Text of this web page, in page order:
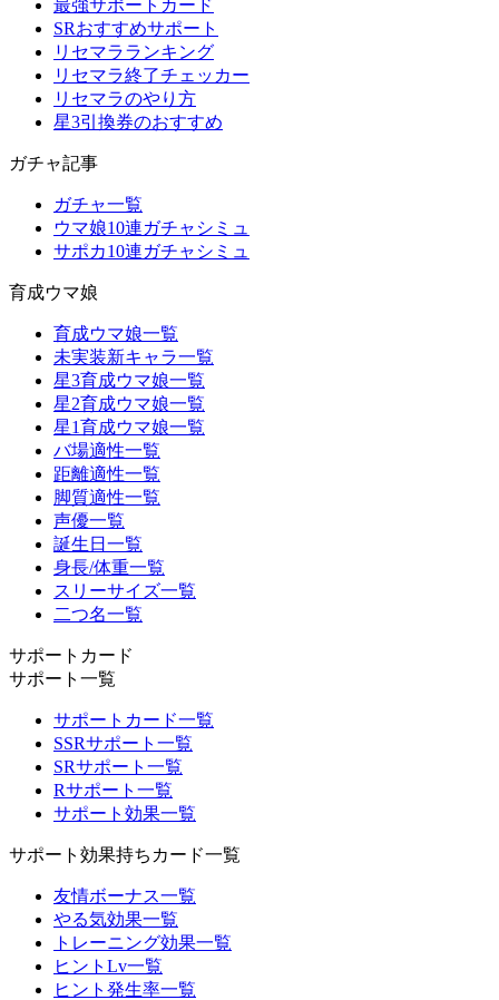
最強サポートカード
SRおすすめサポート
リセマラランキング
リセマラ終了チェッカー
リセマラのやり方
星3引換券のおすすめ
ガチャ記事
ガチャ一覧
ウマ娘10連ガチャシミュ
サポカ10連ガチャシミュ
育成ウマ娘
育成ウマ娘一覧
未実装新キャラ一覧
星3育成ウマ娘一覧
星2育成ウマ娘一覧
星1育成ウマ娘一覧
バ場適性一覧
距離適性一覧
脚質適性一覧
声優一覧
誕生日一覧
身長/体重一覧
スリーサイズ一覧
二つ名一覧
サポートカード
サポート一覧
サポートカード一覧
SSRサポート一覧
SRサポート一覧
Rサポート一覧
サポート効果一覧
サポート効果持ちカード一覧
友情ボーナス一覧
やる気効果一覧
トレーニング効果一覧
ヒントLv一覧
ヒント発生率一覧